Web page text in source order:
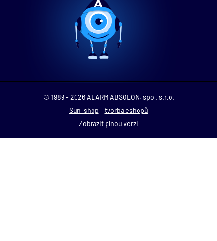
© 1989 - 2026 ALARM ABSOLON, spol. s.r.o.
Sun-shop - tvorba eshopů
Zobrazit plnou verzi